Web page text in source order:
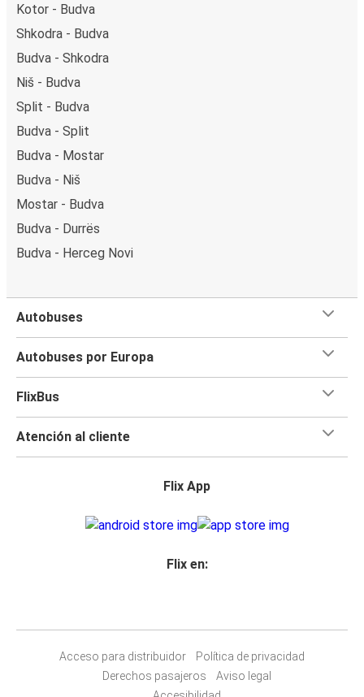
Kotor - Budva
Shkodra - Budva
Budva - Shkodra
Niš - Budva
Split - Budva
Budva - Split
Budva - Mostar
Budva - Niš
Mostar - Budva
Budva - Durrës
Budva - Herceg Novi
Autobuses
Autobuses por Europa
FlixBus
Atención al cliente
Flix App
Flix en:
Acceso para distribuidor
Política de privacidad
Derechos pasajeros
Aviso legal